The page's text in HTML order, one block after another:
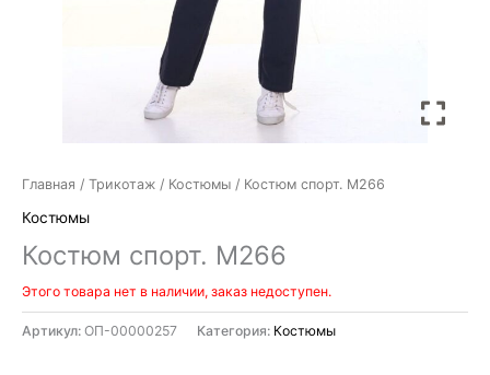
Главная / Трикотаж / Костюмы / Костюм спорт. М266
Костюмы
Костюм спорт. М266
Этого товара нет в наличии, заказ недоступен.
Артикул: ОП-00000257 Категория: Костюмы